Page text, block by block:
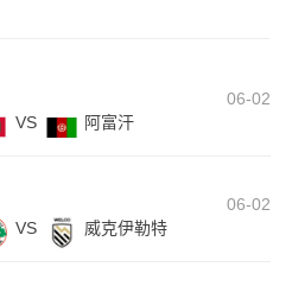
06-02
VS 阿富汗
06-02
VS 威克伊勒特